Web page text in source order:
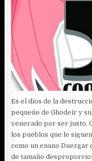
Es el dios de la
pequeño de Ghodeir y
venerado por ser justo,
los pueblos que le
como un enano Duergar
de tamaño